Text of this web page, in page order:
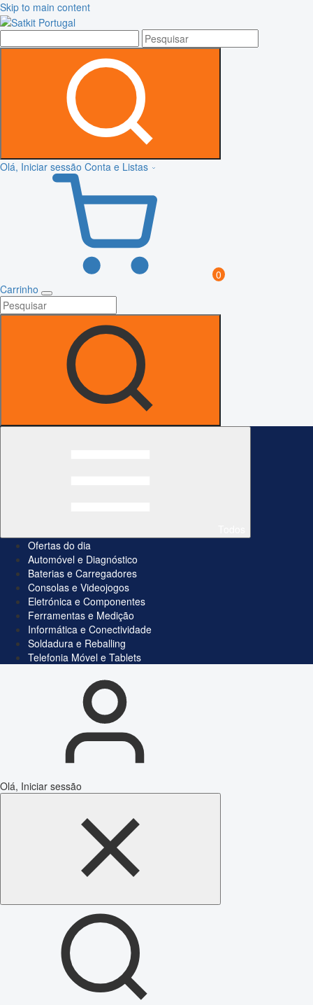
Skip to main content
Olá, Iniciar sessão Conta e Listas
0
Carrinho
Ofertas do dia
Automóvel e Diagnóstico
Baterias e Carregadores
Consolas e Videojogos
Eletrónica e Componentes
Ferramentas e Medição
Informática e Conectividade
Soldadura e Reballing
Telefonia Móvel e Tablets
Olá, Iniciar sessão